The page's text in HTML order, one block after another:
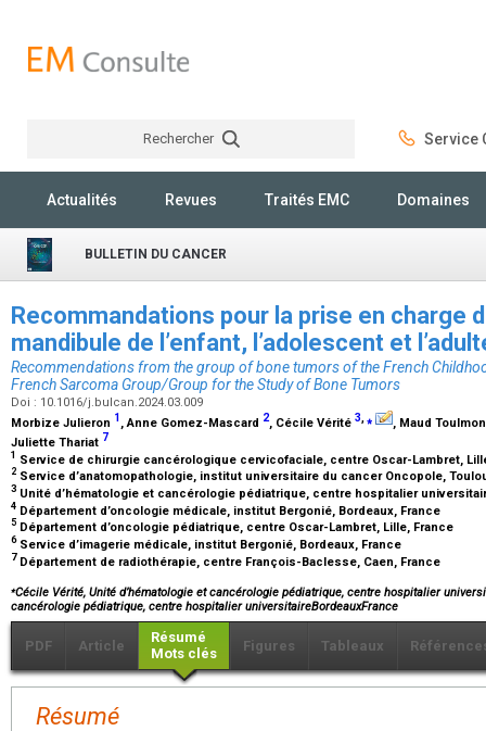
Rechercher Service
Actualités Revues Traités EMC Domaines
BULLETIN DU CANCER
Recommandations pour la prise en charge
mandibule de l’enfant, l’adolescent et
Recommendations from the group of bone tumors of the French
French Sarcoma Group/Group for the Study of Bone Tumors
Doi : 10.1016/j.bulcan.2024.03.009
Morbize Julieron 1 , Anne Gomez-Mascard 2, Cécile Vérité 3,⁎
, Maud
Juliette Thariat 7
1 Service de chirurgie cancérologique cervicofaciale, centre Oscar-Lambret,
2 Service d’anatomopathologie, institut universitaire du cancer Oncopole,
3 Unité d’hématologie et cancérologie pédiatrique, centre hospitalier
4 Département d’oncologie médicale, institut Bergonié, Bordeaux, France
5 Département d’oncologie pédiatrique, centre Oscar-Lambret, Lille, France
6Service d’imagerie médicale, institut Bergonié, Bordeaux, France
7 Département de radiothérapie, centre François-Baclesse, Caen, France
⁎Cécile Vérité, Unité d’hématologie et cancérologie pédiatrique, centre hospitalier
cancérologie pédiatrique, centre hospitalier universitaireBordeauxFrance
PDF Article
Résumé
Mots clés
Figures Tableaux
Résumé